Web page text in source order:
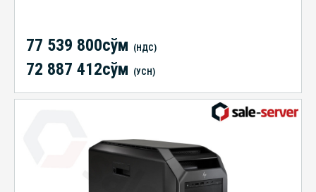
77 539 800сўм (НДС)
72 887 412сўм (УСН)